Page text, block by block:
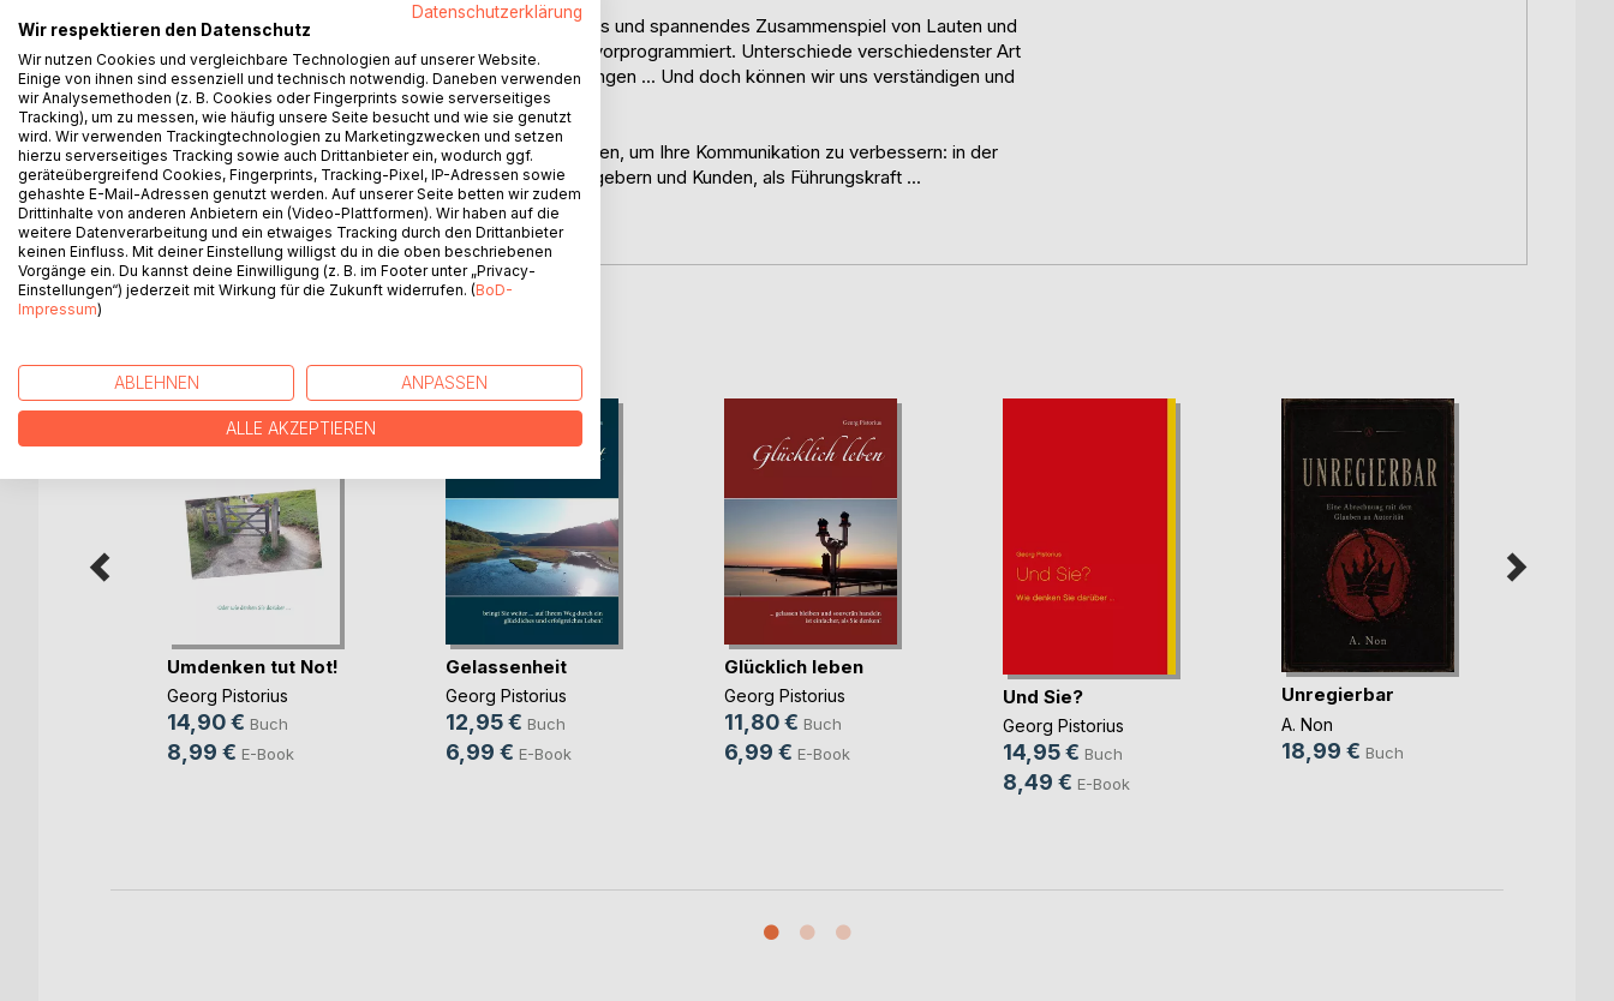
Die zwischenmenschliche Verständigung ist ein komplexes und spannendes Zusammenspiel von Lauten und
Sprache, Mimik und Gestik. Missverständnisse scheinen vorprogrammiert. Unterschiede verschiedenster Art
bedingen zudem unterschiedliche Ansichten und Einstellungen ... Und doch können wir uns verständigen und
verstehen!
Erfahren Sie in diesem Buch, wie Sie Gelassenheit erreichen, um Ihre Kommunikation zu verbessern: in der
Partnerschaft, gegenüber Ihren Kindern, mit Ihren Auftraggebern und Kunden, als Führungskraft ...
Ein Buch, das Sie verändern wird ... in jeder Beziehung.
Umdenken tut Not!
Georg Pistorius
14,90 € Buch
8,99 € E-Book
Gelassenheit
Georg Pistorius
12,95 € Buch
6,99 € E-Book
Glücklich leben
Georg Pistorius
11,80 € Buch
6,99 € E-Book
Und Sie?
Georg Pistorius
14,95 € Buch
8,49 € E-Book
Unregierbar
A. Non
18,99 € Buch
Datenschutzerklärung
Wir respektieren den Datenschutz
Wir nutzen Cookies und vergleichbare Technologien auf unserer Website.
Einige von ihnen sind essenziell und technisch notwendig. Daneben verwenden
wir Analysemethoden (z. B. Cookies oder Fingerprints sowie serverseitiges
Tracking), um zu messen, wie häufig unsere Seite besucht und wie sie genutzt
wird. Wir verwenden Trackingtechnologien zu Marketingzwecken und setzen
hierzu serverseitiges Tracking sowie auch Drittanbieter ein, wodurch ggf.
geräteübergreifend Cookies, Fingerprints, Tracking-Pixel, IP-Adressen sowie
gehashte E-Mail-Adressen genutzt werden. Auf unserer Seite betten wir zudem
Drittinhalte von anderen Anbietern ein (Video-Plattformen). Wir haben auf die
weitere Datenverarbeitung und ein etwaiges Tracking durch den Drittanbieter
keinen Einfluss. Mit deiner Einstellung willigst du in die oben beschriebenen
Vorgänge ein. Du kannst deine Einwilligung (z. B. im Footer unter „Privacy-
Einstellungen“) jederzeit mit Wirkung für die Zukunft widerrufen. (BoD-
Impressum)
ABLEHNEN ANPASSEN
ALLE AKZEPTIEREN